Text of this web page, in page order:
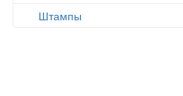
Штампы